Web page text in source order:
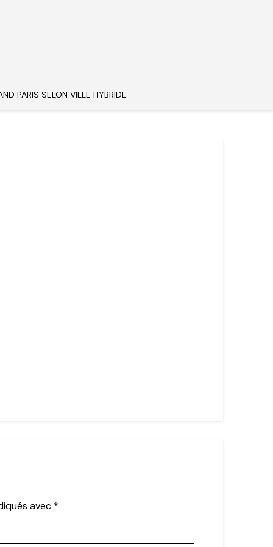
PARIS SELON VILLE HYBRIDE
avec *